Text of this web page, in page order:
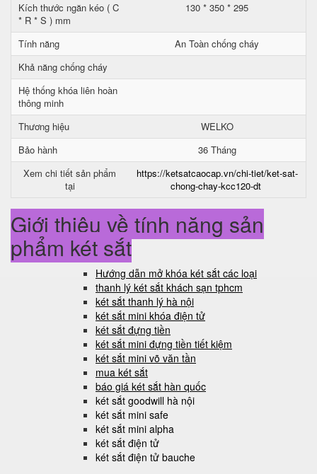
Kích thước ngăn kéo ( C
* R * S ) mm
130 * 350 * 295
Tính năng
An Toàn chống cháy
Khả năng chống cháy
Hệ thống khóa liên hoàn
thông minh
Thương hiệu
WELKO
Bảo hành
36 Tháng
Xem chi tiết sản phẩm
tại
https://ketsatcaocap.vn/chi-tiet/ket-sat-
chong-chay-kcc120-dt
Giới thiệu về tính năng sản
phẩm két sắt
Hướng dẫn mở khóa két sắt các loại
thanh lý két sắt khách sạn tphcm
két sắt thanh lý hà nội
két sắt mini khóa điện tử
két sắt đựng tiền
két sắt mini đựng tiền tiết kiệm
két sắt mini võ văn tần
mua két sắt
báo giá két sắt hàn quốc
két sắt goodwill hà nội
két sắt mini safe
két sắt mini alpha
két sắt điện tử
két sắt điện tử bauche